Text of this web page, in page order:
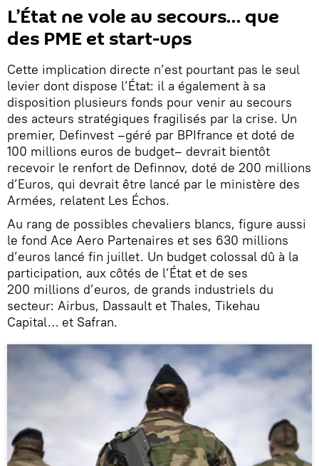
L’État ne vole au secours… que
des PME et start-ups
Cette implication directe n’est pourtant pas le seul
levier dont dispose l’État: il a également à sa
disposition plusieurs fonds pour venir au secours
des acteurs stratégiques fragilisés par la crise. Un
premier, Definvest –géré par BPIfrance et doté de
100 millions euros de budget– devrait bientôt
recevoir le renfort de Definnov, doté de 200 millions
d’Euros, qui devrait être lancé par le ministère des
Armées, relatent Les Échos.
Au rang de possibles chevaliers blancs, figure aussi
le fond Ace Aero Partenaires et ses 630 millions
d’euros lancé fin juillet. Un budget colossal dû à la
participation, aux côtés de l’État et de ses
200 millions d’euros, de grands industriels du
secteur: Airbus, Dassault et Thales, Tikehau
Capital… et Safran.